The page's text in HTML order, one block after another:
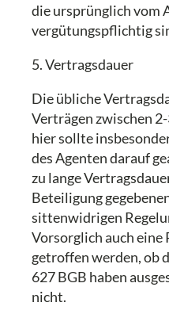
die ursprünglich vom
vergütungspflichtig
5. Vertragsdauer
Die übliche
Verträgen zwischen
hier sollte
des Agenten darauf
zu lange
Beteiligung
sittenwidrigen
Vorsorglich auch eine
getroffen werden, ob
627 BGB haben
nicht.